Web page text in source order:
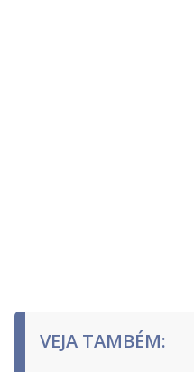
VEJA TAMBÉM: